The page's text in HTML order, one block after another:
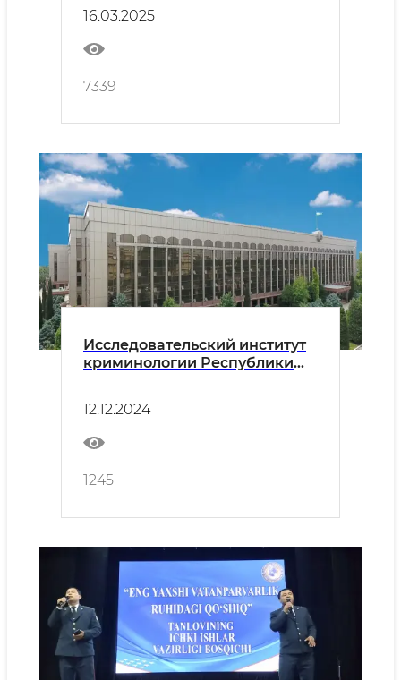
"Организационно-
стратегическое управление",
"Организационно-
тактическое управление" и
"Научно-педагогическая
16.03.2025
7339
Исследовательский институт
криминологии Республики
12.12.2024
1245